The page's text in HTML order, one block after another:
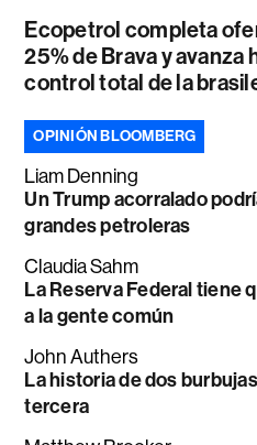
Ecopetrol completa
25% de Brava y avanza
control total de la
OPINIÓN BLOOMBERG
Liam Denning
Un Trump acorralado
grandes petroleras
Claudia Sahm
La Reserva Federal tiene
a la gente común
John Authers
La historia de dos
tercera